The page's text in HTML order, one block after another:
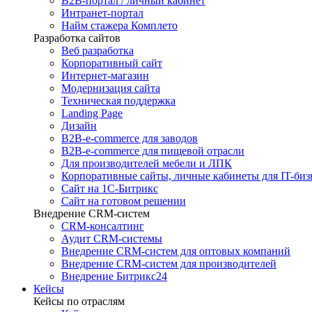
Интранет-портал
Найм стажера Комплето
Разработка сайтов
Веб разработка
Корпоративный сайт
Интернет-магазин
Модернизация сайта
Техническая поддержка
Landing Page
Дизайн
B2B-e-commerce для заводов
B2B-e-commerce для пищевой отрасли
Для производителей мебели и ЛПК
Корпоративные сайты, личные кабинеты для IT-
Сайт на 1С-Битрикс
Сайт на готовом решении
Внедрение CRM-систем
CRM-консалтинг
Аудит CRM-системы
Внедрение CRM-систем для оптовых компаний
Внедрение CRM-систем для производителей
Внедрение Битрикс24
Кейсы
Кейсы по отраслям